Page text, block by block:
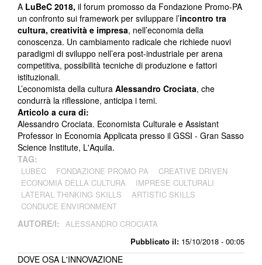
Pubblicato il: 15/10/2018 - 00:05
A LuBeC 2018, il forum promosso da Fondazione Promo-PA
un confronto sui framework per sviluppare l’incontro tra
cultura, creatività e impresa, nell’economia della
conoscenza. Un cambiamento radicale che richiede nuovi
paradigmi di sviluppo nell’era post-industriale per arena
competitiva, possibilità tecniche di produzione e fattori
istituzionali.
L’economista della cultura Alessandro Crociata, che
condurrà la riflessione, anticipa i temi.
Articolo a cura di:
Alessandro Crociata. Economista Culturale e Assistant
Professor in Economia Applicata presso il GSSI - Gran Sasso
Science Institute, L'Aquila.
TAG:
LUBEC FONDAZIONE PROMO PA
CREATIVE DRIVEN
ECONOMIA DELLA CULTURA
IMPRESE CULTURALI
LATERAL THINKING SKILLS
ARTISTIC SKILLS
CONDUCE ENVIRONMENT
AUTORE/I: ALESSANDRO CROCIATA
DOVE OSA L'INNOVAZIONE